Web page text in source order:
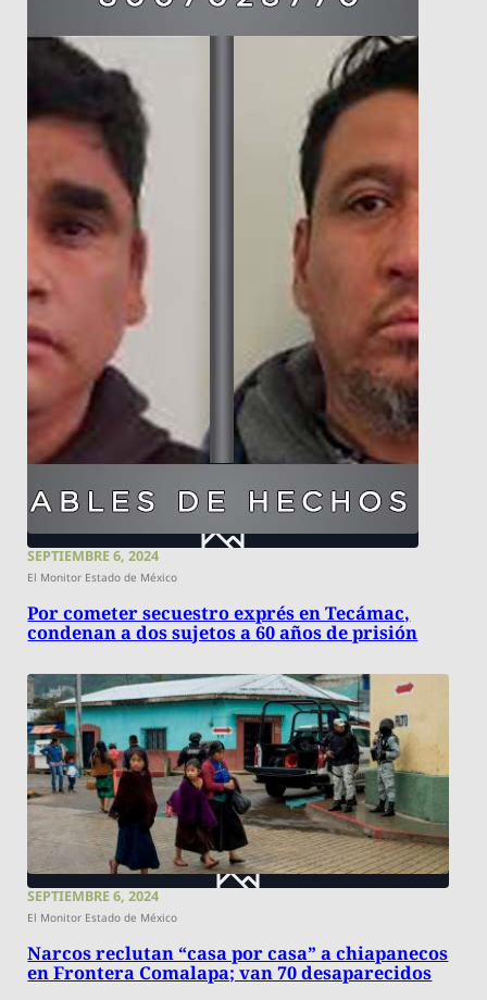
SEPTIEMBRE 6, 2024
El Monitor Estado de México
Por cometer secuestro exprés en Tecámac,
condenan a dos sujetos a 60 años de prisión
SEPTIEMBRE 6, 2024
El Monitor Estado de México
Narcos reclutan “casa por casa” a chiapanecos
en Frontera Comalapa; van 70 desaparecidos